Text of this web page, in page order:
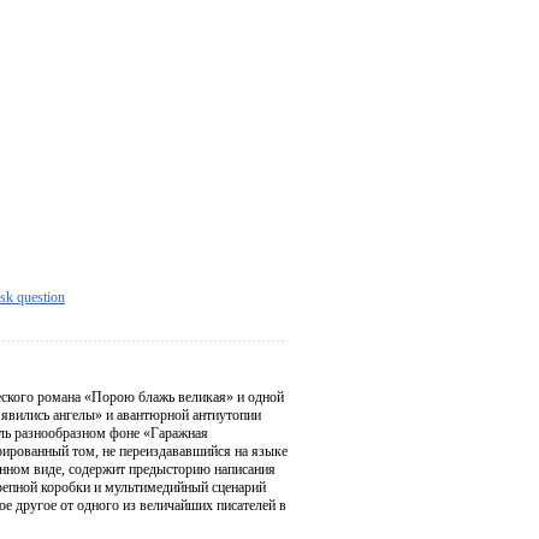
question
романа «Порою блажь великая» и одной
ангелы» и авантюрной антиутопии
разнообразном фоне «Гаражная
том, не переиздававшийся на языке
виде, содержит предысторию написания
коробки и мультимедийный сценарий
другое от одного из величайших писателей в